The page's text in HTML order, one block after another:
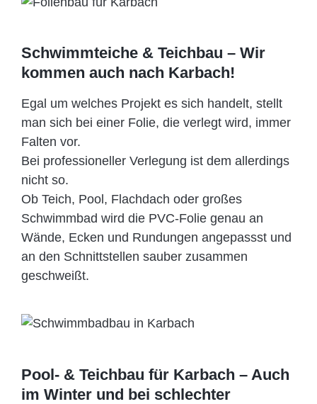
Schwimmteiche & Teichbau – Wir
kommen auch nach Karbach!
Egal um welches Projekt es sich handelt, stellt
man sich bei einer Folie, die verlegt wird, immer
Falten vor.
Bei professioneller Verlegung ist dem allerdings
nicht so.
Ob Teich, Pool, Flachdach oder großes
Schwimmbad wird die PVC-Folie genau an
Wände, Ecken und Rundungen angepassst und
an den Schnittstellen sauber zusammen
geschweißt.
Pool- & Teichbau für Karbach – Auch
im Winter und bei schlechter